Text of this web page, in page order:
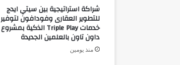
شراكة استراتيجية بين سيتي ايدج
للتطوير العقارى وفودافون لتوفير
خدمات Triple Play الذكية بمشروع
داون تاون بالعلمين الجديدة
منذ يومين